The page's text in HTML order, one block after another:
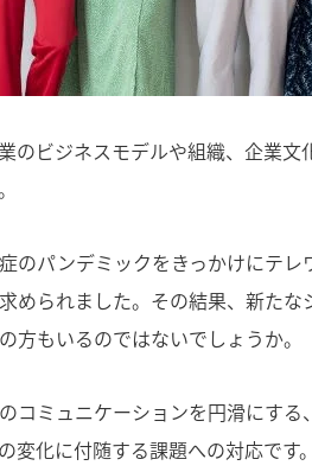
のビジネスモデルや組織、企業文
のパンデミックをきっかけにテ
められました。その結果、新た
方もいるのではないでしょうか。
コミュニケーションを円滑にす
変化に付随する課題への対応です。